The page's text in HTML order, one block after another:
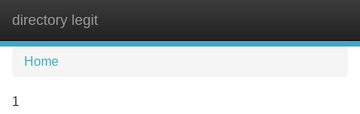
directory legit
Home
1